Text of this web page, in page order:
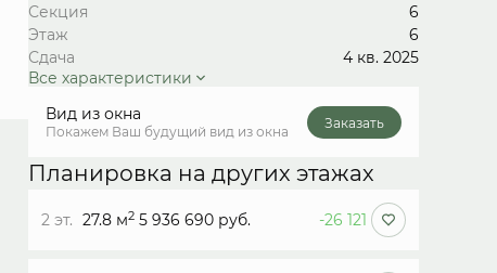
Секция
6
Этаж
6
Сдача
4 кв. 2025
Все характеристики
Вид из окна
Покажем Ваш будущий вид из окна
Заказать
Планировка на других этажах
2 эт. 27.8 м2 5 936 690 руб. -26 121